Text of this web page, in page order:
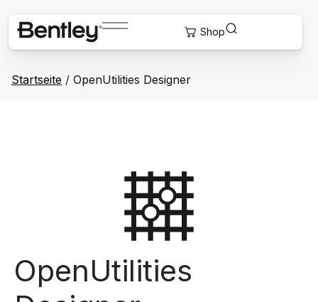
Startseite / OpenUtilities Designer
OpenUtilities